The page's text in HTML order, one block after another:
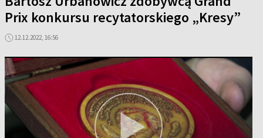
Prix konkursu recytatorskiego „Kresy”
12.12.2022, 16:56